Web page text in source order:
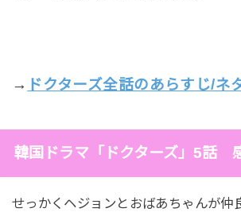
→ ドクターズ全話のあらすじ/ネ
韓国ドラマ「ドクターズ」5話
せっかくヘジョンとおばあちゃんが仲